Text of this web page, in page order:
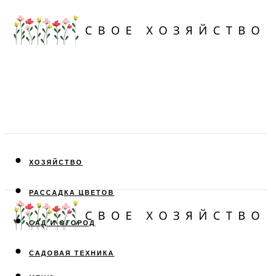
ХОЗЯЙСТВО
РАССАДКА ЦВЕТОВ
САД И ОГОРОД
САДОВАЯ ТЕХНИКА